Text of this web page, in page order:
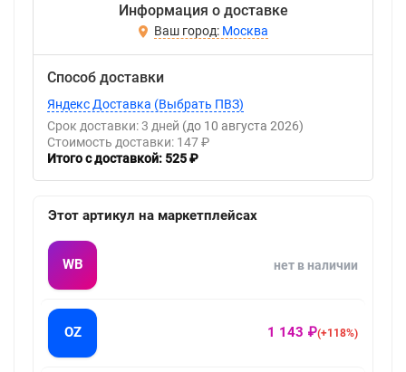
Информация о доставке
Москва
Способ доставки
Яндекс Доставка (Выбрать ПВЗ)
Срок доставки: 3 дней (до 10 августа 2026)
Стоимость доставки: 147 ₽
Итого с доставкой: 525 ₽
Этот артикул на маркетплейсах
WB нет в наличии
OZ 1 143 ₽(+118%)